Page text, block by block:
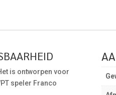
is ontworpen voor
speler Franco